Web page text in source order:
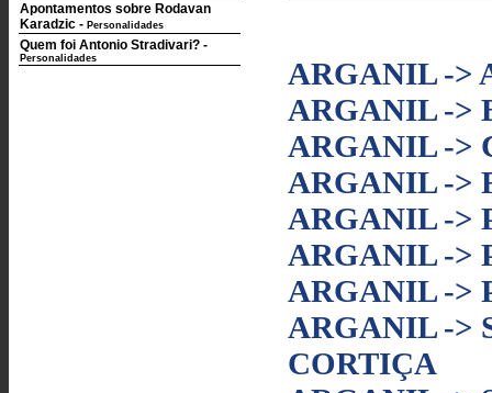
Apontamentos sobre Rodavan
Karadzic - Personalidades
Quem foi Antonio Stradivari? -
Personalidades
ARGANIL ->
ARGANIL ->
ARGANIL ->
ARGANIL ->
ARGANIL ->
ARGANIL ->
ARGANIL ->
ARGANIL ->
CORTIÇA